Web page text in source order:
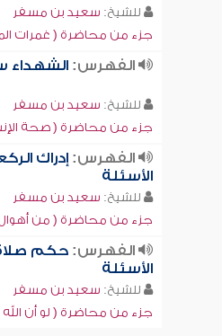
للشيخ: سعيد بن مسفر
جزء من محاضرة ( غمرات
الفهرس:الشهداء
للشيخ: سعيد بن مسفر
جزء من محاضرة ( صحة
الفهرس:إدراك
الأسئلة
للشيخ: سعيد بن مسفر
جزء من محاضرة ( من أهوال
الفهرس:حكم
الأسئلة
للشيخ: سعيد بن مسفر
جزء من محاضرة ( لو أن